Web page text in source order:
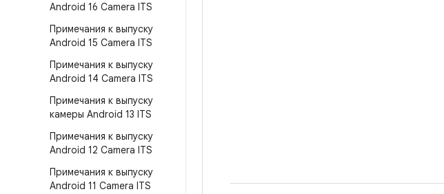
Android 16 Camera ITS
Примечания к выпуску
Android 15 Camera ITS
Примечания к выпуску
Android 14 Camera ITS
Примечания к выпуску
камеры Android 13 ITS
Примечания к выпуску
Android 12 Camera ITS
Примечания к выпуску
Android 11 Camera ITS